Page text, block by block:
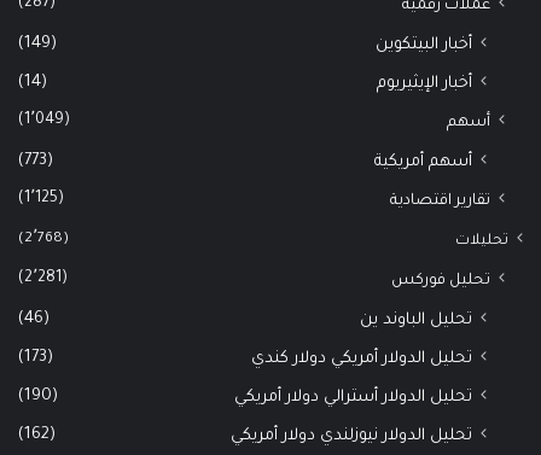
عملات رقمية (287)
أخبار البيتكوين (149)
أخبار الإيثيريوم (14)
أسهم (1٬049)
أسهم أمريكية (773)
تقارير اقتصادية (1٬125)
تحليلات (2٬768)
تحليل فوركس (2٬281)
تحليل الباوند ين (46)
تحليل الدولار أمريكي دولار كندي (173)
تحليل الدولار أسترالي دولار أمريكي (190)
تحليل الدولار نيوزلندي دولار أمريكي (162)